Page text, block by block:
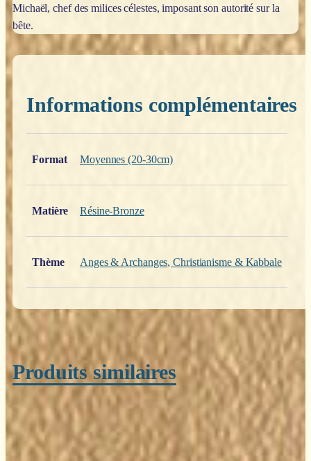
Michaël, chef des milices célestes, imposant son autorité sur la
bête.
Informations complémentaires
Format
Moyennes (20-30cm)
Matière Résine-Bronze
Thème Anges & Archanges,Christianisme & Kabbale
Produits similaires